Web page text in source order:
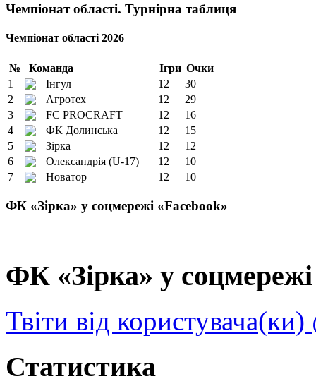
Чемпіонат області. Турнірна таблиця
Чемпіонат області 2026
№ Команда Ігри Очки
1
Інгул 12
30
2
Агротех 12
29
3
FC PROCRAFT 12
16
4
ФК Долинська 12
15
5
Зірка 12
12
6
Олександрія (U-17) 12
10
7
Новатор 12 10
ФК «Зірка» у соцмережі «Facebook»
ФК «Зірка» у
Твіти від
Статистика